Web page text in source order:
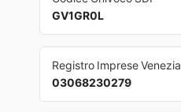
GV1GR0L
Registro Imprese Venezia
03068230279